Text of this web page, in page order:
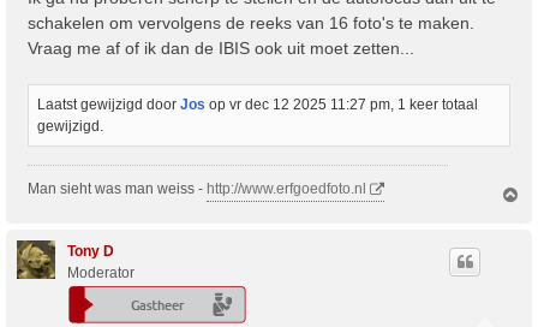
schakelen om vervolgens de reeks van 16 foto's te maken.
Vraag me af of ik dan de IBIS ook uit moet zetten...
Laatst gewijzigd door Jos op vr dec 12 2025 11:27 pm, 1 keer totaal
gewijzigd.
Man sieht was man weiss - http://www.erfgoedfoto.nl
Tony D
Moderator